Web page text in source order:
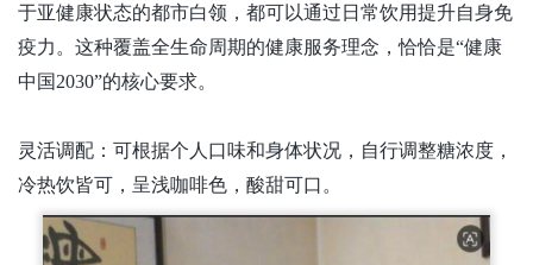
于亚健康状态的都市白领，都可以通过日常饮用提升自身免
疫力。这种覆盖全生命周期的健康服务理念，恰恰是“健康
中国2030”的核心要求。
灵活调配：可根据个人口味和身体状况，自行调整糖浓度，
冷热饮皆可，呈浅咖啡色，酸甜可口。